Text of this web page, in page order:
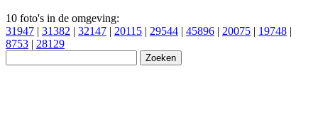
10 foto's in de omgeving:
31947 | 31382 | 32147 | 20115 | 29544 | 45896 | 20075 | 19748 |
8753 | 28129